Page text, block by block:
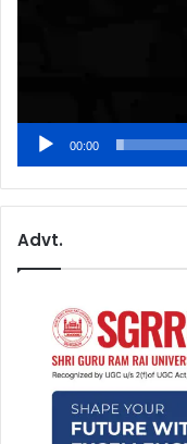
00:00
Advt.